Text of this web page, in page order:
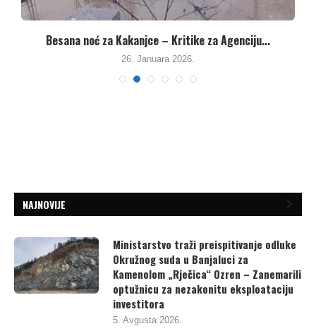
Besana noć za Kakanjce – Kritike za Agenciju...
26. Januara 2026.
NAJNOVIJE
Ministarstvo traži preispitivanje odluke
Okružnog suda u Banjaluci za
Kamenolom „Rječica“ Ozren – Zanemarili
optužnicu za nezakonitu eksploataciju
investitora
5. Avgusta 2026.